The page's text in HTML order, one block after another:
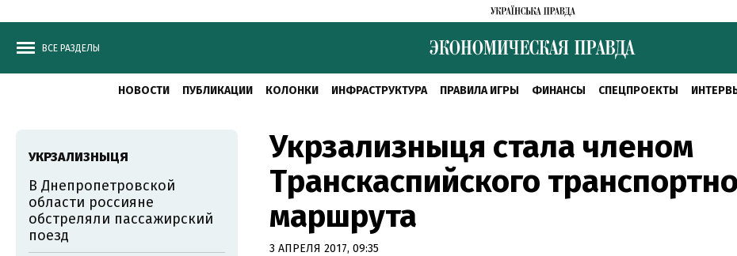
ВСЕ РАЗДЕЛЫ
НОВОСТИ ПУБЛИКАЦИИ КОЛОНКИ ИНФРАСТРУКТУРА ПРАВИЛА ИГРЫ ФИНАНСЫ СПЕЦПРОЕКТЫ
Укрзализныця стала членом
Транскаспийского
маршрута
3 АПРЕЛЯ 2017, 09:35
УКРЗАЛИЗНЫЦЯ
В Днепропетровской
области россияне
обстреляли пассажирский
поезд